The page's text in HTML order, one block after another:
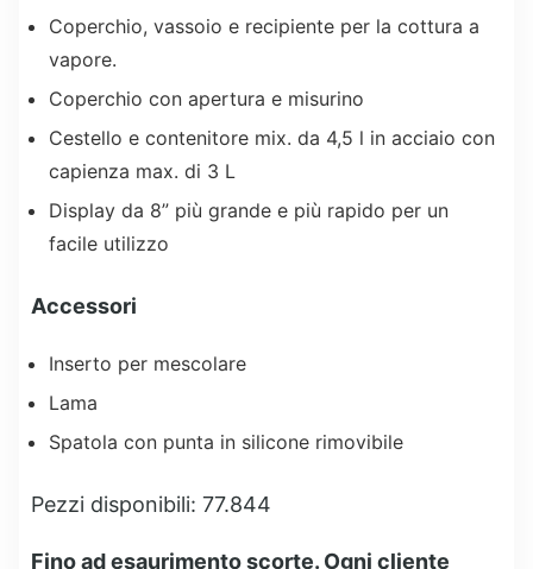
Coperchio, vassoio e recipiente per la cottura a
vapore.
Coperchio con apertura e misurino
Cestello e contenitore mix. da 4,5 l in acciaio con
capienza max. di 3 L
Display da 8” più grande e più rapido per un
facile utilizzo
Accessori
Inserto per mescolare
Lama
Spatola con punta in silicone rimovibile
Pezzi disponibili: 77.844
Fino ad esaurimento scorte. Ogni cliente